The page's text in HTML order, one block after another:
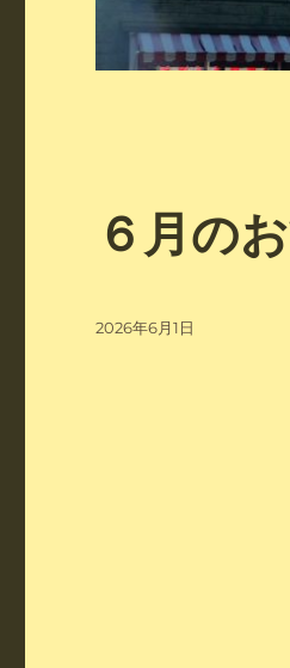
お
知
せ
６月の
投
2026年6月1日